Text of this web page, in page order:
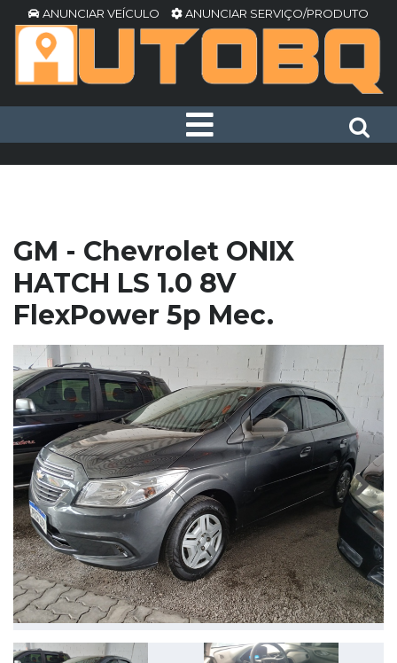
ANUNCIAR VEÍCULO ANUNCIAR SERVIÇO/PRODUTO
GM - Chevrolet ONIX
HATCH LS 1.0 8V
FlexPower 5p Mec.
Next